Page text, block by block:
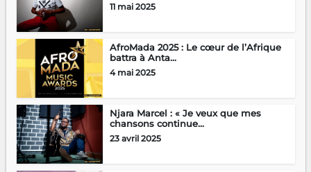
11 mai 2025
AfroMada 2025 : Le cœur de l’Afrique
battra à Anta...
4 mai 2025
Njara Marcel : « Je veux que mes
chansons continue...
23 avril 2025